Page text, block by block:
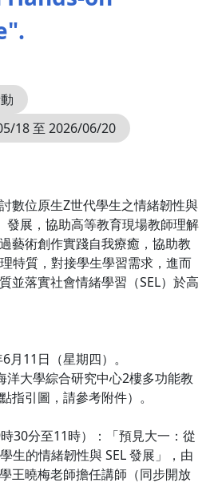
18 至 2026/06/20
數位原生Z世代學生之情緒韌性與
發展，協助高等教育現場教師理解
藝術創作實踐自我療癒，協助教
特質，對接學生學習需求，進而
並落實社會情緒學習（SEL）於高
月11日（星期四）。
洋大學綜合研究中心2樓多功能教
指引圖，請參考附件）。
30分至11時）：「預見大一：從
生的情緒韌性與 SEL 發展」，由
王曉梅老師擔任講師（同步開放